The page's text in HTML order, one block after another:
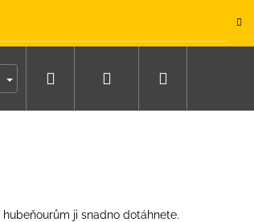
Hledat Přihlášení
ji snadno dotáhnete.